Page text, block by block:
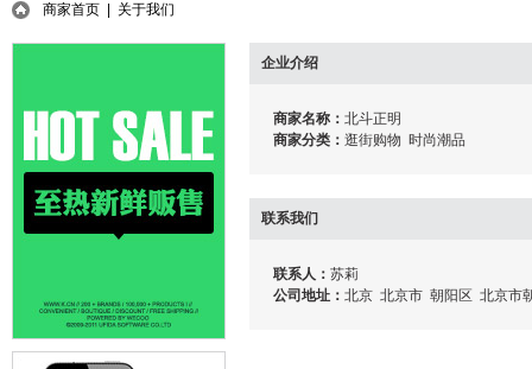
商家首页 | 关于我们
企业介绍
商家名称： 北斗正明
商家分类： 逛街购物 时尚潮品
联系我们
联系人： 苏莉
公司地址： 北京 北京市 朝阳区 北京市